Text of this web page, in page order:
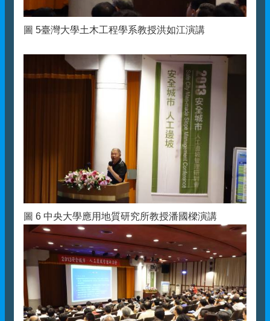
圖 5臺灣大學土木工程學系教授洪如江演講
圖 6 中央大學應用地質研究所教授潘國樑演講